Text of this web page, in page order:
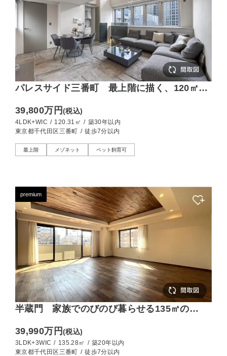
パレスサイド三番町 最上階に描く、120㎡
39,800万円(税込)
4LDK+WIC / 120.31㎡ / 築30年以内
東京都千代田区三番町 / 徒歩7分以内
最上階 メゾネット ペット飼育可
premium
半蔵門 家族でのびのび暮らせる135㎡の
39,990万円(税込)
3LDK+3WIC / 135.28㎡ / 築20年以内
東京都千代田区三番町 / 徒歩7分以内